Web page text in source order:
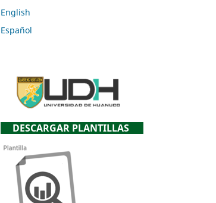
English
Español
DESCARGAR PLANTILLAS